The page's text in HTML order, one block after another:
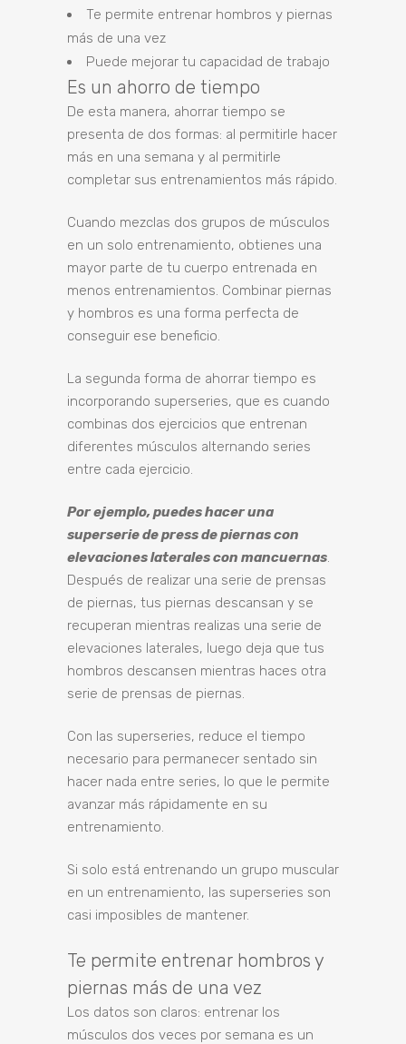
Te permite entrenar hombros y piernas
más de una vez
Puede mejorar tu capacidad de trabajo
Es un ahorro de tiempo
De esta manera, ahorrar tiempo se
presenta de dos formas: al permitirle hacer
más en una semana y al permitirle
completar sus entrenamientos más rápido.
Cuando mezclas dos grupos de músculos
en un solo entrenamiento, obtienes una
mayor parte de tu cuerpo entrenada en
menos entrenamientos. Combinar piernas
y hombros es una forma perfecta de
conseguir ese beneficio.
La segunda forma de ahorrar tiempo es
incorporando superseries, que es cuando
combinas dos ejercicios que entrenan
diferentes músculos alternando series
entre cada ejercicio.
Por ejemplo, puedes hacer una
superserie de press de piernas con
elevaciones laterales con mancuernas.
Después de realizar una serie de prensas
de piernas, tus piernas descansan y se
recuperan mientras realizas una serie de
elevaciones laterales, luego deja que tus
hombros descansen mientras haces otra
serie de prensas de piernas.
Con las superseries, reduce el tiempo
necesario para permanecer sentado sin
hacer nada entre series, lo que le permite
avanzar más rápidamente en su
entrenamiento.
Si solo está entrenando un grupo muscular
en un entrenamiento, las superseries son
casi imposibles de mantener.
Te permite entrenar hombros y
piernas más de una vez
Los datos son claros: entrenar los
músculos dos veces por semana es un